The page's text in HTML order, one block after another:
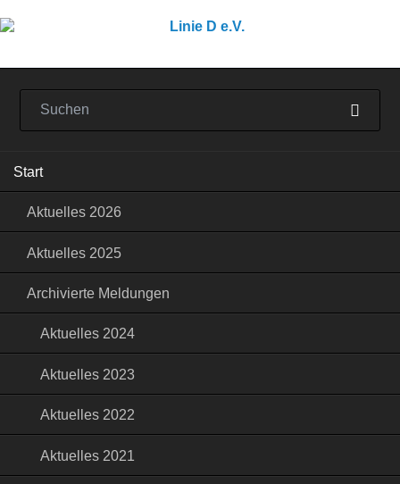
Start
Aktuelles 2026
Aktuelles 2025
Archivierte Meldungen
Aktuelles 2024
Aktuelles 2023
Aktuelles 2022
Aktuelles 2021